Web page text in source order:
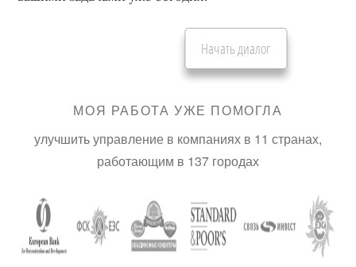
Начать диалог
МОЯ РАБОТА УЖЕ ПОМОГЛА
улучшить управление в компаниях в 11 странах,
работающим в 137 городах